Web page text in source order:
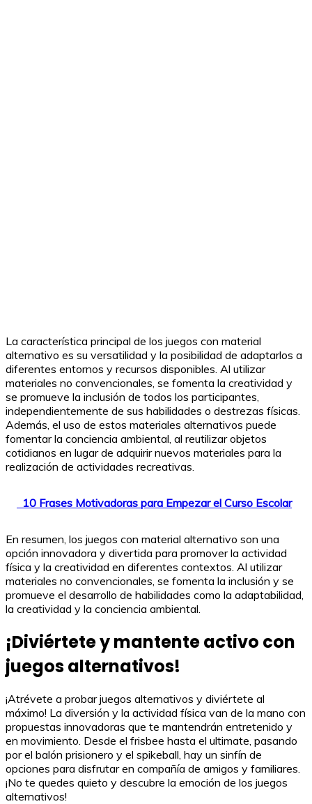
La característica principal de los juegos con material
alternativo es su versatilidad y la posibilidad de adaptarlos a
diferentes entornos y recursos disponibles. Al utilizar
materiales no convencionales, se fomenta la creatividad y
se promueve la inclusión de todos los participantes,
independientemente de sus habilidades o destrezas físicas.
Además, el uso de estos materiales alternativos puede
fomentar la conciencia ambiental, al reutilizar objetos
cotidianos en lugar de adquirir nuevos materiales para la
realización de actividades recreativas.
10 Frases Motivadoras para Empezar el Curso Escolar
En resumen, los juegos con material alternativo son una
opción innovadora y divertida para promover la actividad
física y la creatividad en diferentes contextos. Al utilizar
materiales no convencionales, se fomenta la inclusión y se
promueve el desarrollo de habilidades como la adaptabilidad,
la creatividad y la conciencia ambiental.
¡Diviértete y mantente activo con
juegos alternativos!
¡Atrévete a probar juegos alternativos y diviértete al
máximo! La diversión y la actividad física van de la mano con
propuestas innovadoras que te mantendrán entretenido y
en movimiento. Desde el frisbee hasta el ultimate, pasando
por el balón prisionero y el spikeball, hay un sinfín de
opciones para disfrutar en compañía de amigos y familiares.
¡No te quedes quieto y descubre la emoción de los juegos
alternativos!